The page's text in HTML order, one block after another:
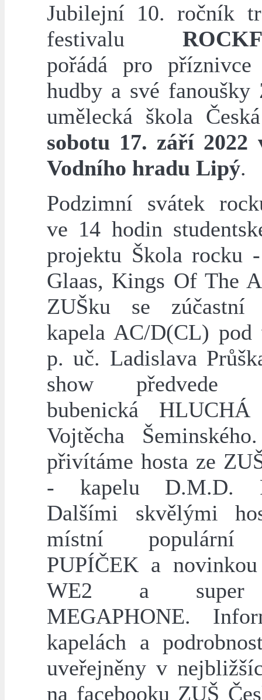
Jubilejní 10. ročník
festivalu
pořádá pro příznivce
hudby a své fanoušky
umělecká škola
sobotu 17. září 2022
Vodního hradu Lipý.
Podzimní svátek
ve 14 hodin
projektu Škola rocku
Glaas, Kings Of The
ZUŠku se zúčastní
kapela AC/D(CL) pod
p. uč. Ladislava
show předvede
bubenická HLUCHÁ
Vojtěcha
přivítáme hosta ze
- kapelu D.M.D.
Dalšími skvělými
místní populární
PUPÍČEK a
WE2 a super
MEGAPHONE.
kapelách a
uveřejněny v
na facebooku ZUŠ